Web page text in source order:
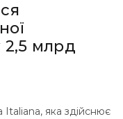
2,5 млрд
Italiana, яка здійснює